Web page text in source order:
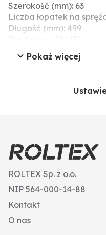
Szerokość (mm): 63
Liczba łopatek na
Długość (mm): 499
Producent: Jurop
Pokaż więcej
ROLTEX Sp. z o.o.
NIP 564-000-14-88
Kontakt
O nas